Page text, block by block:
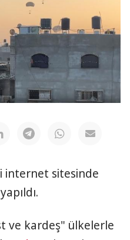
internet sitesinde
ve kardeş" ülkelerle